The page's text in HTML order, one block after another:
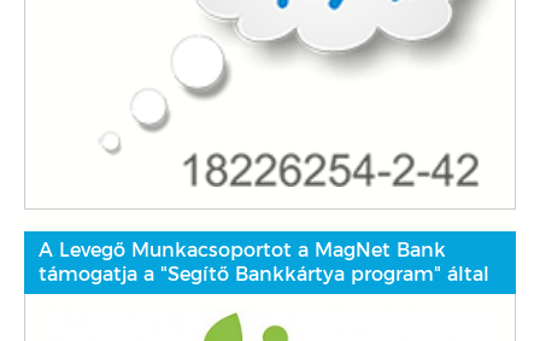
A Levegő Munkacsoportot a MagNet Bank
támogatja a "Segítő Bankkártya program" által